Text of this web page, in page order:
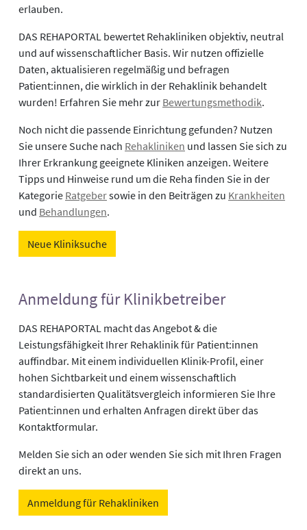
erlauben.
DAS REHAPORTAL bewertet Rehakliniken objektiv, neutral
und auf wissenschaftlicher Basis. Wir nutzen offizielle
Daten, aktualisieren regelmäßig und befragen
Patient:innen, die wirklich in der Rehaklinik behandelt
wurden! Erfahren Sie mehr zur Bewertungsmethodik.
Noch nicht die passende Einrichtung gefunden? Nutzen
Sie unsere Suche nach Rehakliniken und lassen Sie sich zu
Ihrer Erkrankung geeignete Kliniken anzeigen. Weitere
Tipps und Hinweise rund um die Reha finden Sie in der
Kategorie Ratgebersowie in den Beiträgen zu Krankheiten
und Behandlungen.
Neue Kliniksuche
Anmeldung für Klinikbetreiber
DAS REHAPORTAL macht das Angebot & die
Leistungsfähigkeit Ihrer Rehaklinik für Patient:innen
auffindbar. Mit einem individuellen Klinik-Profil, einer
hohen Sichtbarkeit und einem wissenschaftlich
standardisierten Qualitätsvergleich informieren Sie Ihre
Patient:innen und erhalten Anfragen direkt über das
Kontaktformular.
Melden Sie sich an oder wenden Sie sich mit Ihren Fragen
direkt an uns.
Anmeldung für Rehakliniken